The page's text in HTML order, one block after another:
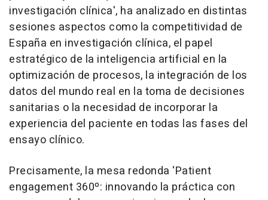
investigación clínica', ha analizado en distintas
sesiones aspectos como la competitividad de
España en investigación clínica, el papel
estratégico de la inteligencia artificial en la
optimización de procesos, la integración de los
datos del mundo real en la toma de decisiones
sanitarias o la necesidad de incorporar la
experiencia del paciente en todas las fases del
ensayo clínico.
Precisamente, la mesa redonda 'Patient
engagement 360º: innovando la práctica con